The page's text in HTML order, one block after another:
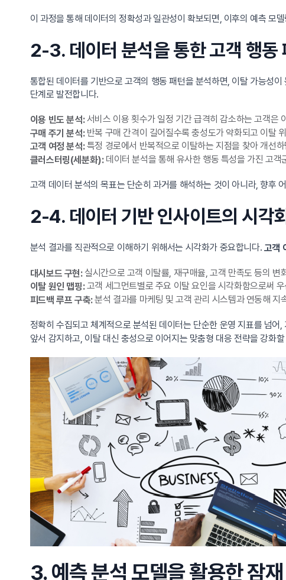
이 과정을 통해 데이터의 정확성과 일관성이 확보되면, 이후의 예측 모
2-3. 데이터 분석을 통한 고객 행동
통합된 데이터를 기반으로 고객의 행동 패턴을 분석하면, 이탈 가능성
단계로 발전합니다.
이용 빈도 분석:서비스 이용 횟수가 일정 기간 급격히 감소하는 고객은
구매 주기 분석:반복 구매 간격이 길어질수록 충성도가 약화되고 이탈
고객 여정 분석:특정 경로에서 반복적으로 이탈하는 지점을 찾아 개선
클러스터링(세분화):데이터 분석을 통해 유사한 행동 특성을 가진 고
고객 데이터 분석의 목표는 단순히 과거를 해석하는 것이 아니라, 향후
2-4. 데이터 기반 인사이트의 시각
분석 결과를 직관적으로 이해하기 위해서는 시각화가 중요합니다. 고객
대시보드 구현:실시간으로 고객 이탈률, 재구매율, 고객 만족도 등의 변
이탈 원인 맵핑:고객 세그먼트별로 주요 이탈 요인을 시각화함으로써
피드백 루프 구축:분석 결과를 마케팅 및 고객 관리 시스템과 연동해 지
정확히 수집되고 체계적으로 분석된 데이터는 단순한 운영 지표를 넘어,
앞서 감지하고, 이탈 대신 충성으로 이어지는 맞춤형 대응 전략을 강화
3. 예측 분석 모델을 활용한 잠